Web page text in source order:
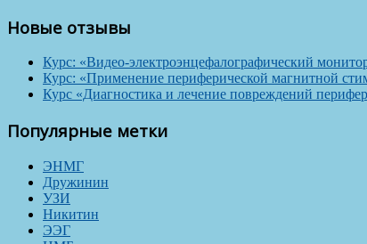
Новые отзывы
Курс: «Видео-электроэнцефалографический
Курс: «Применение периферической магнитной
Курс «Диагностика и лечение повреждений
Популярные метки
ЭНМГ
Дружинин
УЗИ
Никитин
ЭЭГ